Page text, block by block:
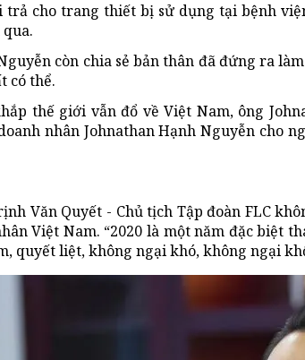
cho trang thiết bị sử dụng tại bệnh
còn chia sẻ bản thân đã đứng ra
có thể.
thế giới vẫn đổ về Việt Nam, ông
nhân Johnathan Hạnh Nguyễn cho
Văn Quyết - Chủ tịch Tập đoàn FLC
Việt Nam. “2020 là một năm đặc biệt
quyết liệt, không ngại khó, không ngại